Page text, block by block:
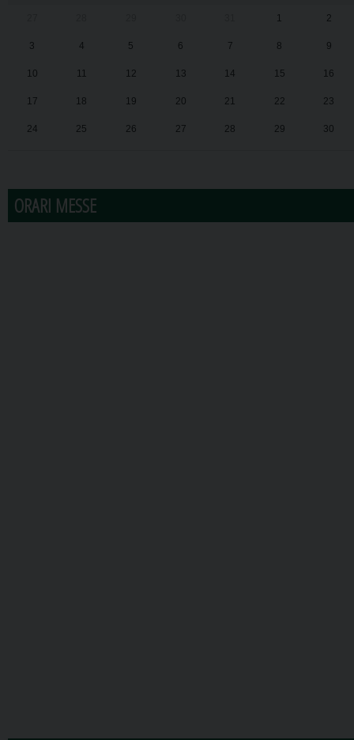
1 2
3 4 5 6 7 8 9
10 11 12 13 14 15 16
17 18 19 20 21 22 23
24 25 26 27 28 29 30
ORARI MESSE